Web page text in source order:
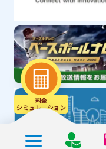
料金
シミュレ－ション